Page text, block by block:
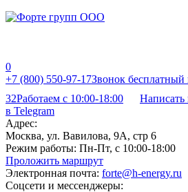
0
+7 (800) 550-97-17Звонок
32Работаем с 10:00-18:00 Написать
в Telegram
Адрес:
Москва, ул. Вавилова, 9А, стр 6
Режим работы: Пн-Пт, с 10:00-18:00
Проложить маршрут
Электронная почта: forte@h-energy.ru
Соцсети и мессенджеры: